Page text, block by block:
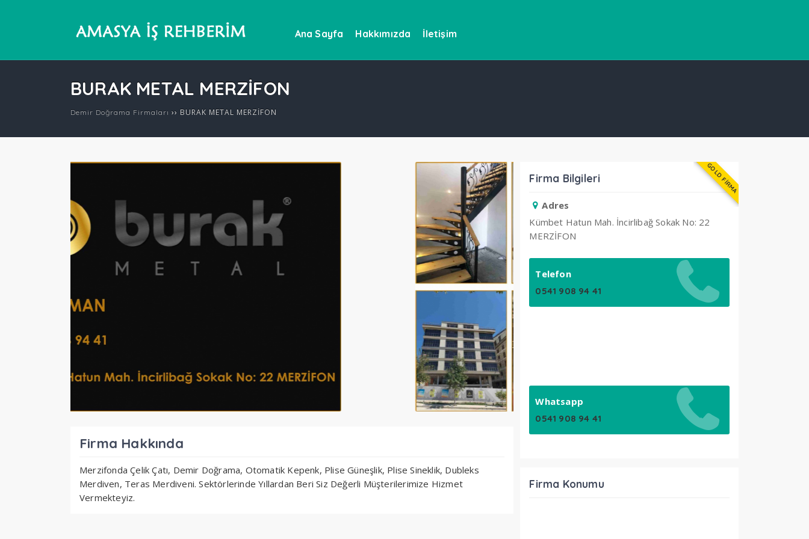
Ana Sayfa Hakkımızda İletişim
BURAK METAL MERZİFON
Demir Doğrama Firmaları ›› BURAK METAL MERZİFON
Firma Hakkında
Merzifonda Çelik Çatı, Demir Doğrama, Otomatik Kepenk, Plise Güneşlik, Plise Sineklik, Dubleks
Merdiven, Teras Merdiveni. Sektörlerinde Yıllardan Beri Siz Değerli Müşterilerimize Hizmet
Vermekteyiz.
GOLD FİRMA
Firma Bilgileri
Adres
Kümbet Hatun Mah. İncirlibağ Sokak No: 22
MERZİFON
Telefon
0541 908 94 41
Whatsapp
0541 908 94 41
Firma Konumu